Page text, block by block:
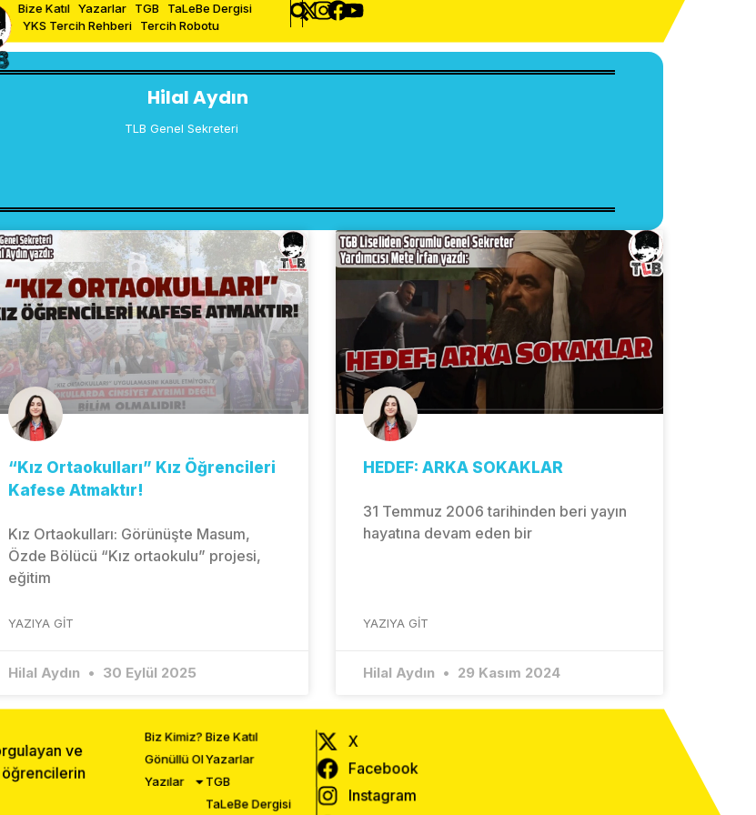
Bize Katıl Yazarlar TGB TaLeBe Dergisi
YKS Tercih Rehberi Tercih Robotu
Hilal Aydın
TLB Genel Sekreteri
“Kız Ortaokulları” Kız Öğrencileri
Kafese Atmaktır!
Kız Ortaokulları: Görünüşte Masum,
Özde Bölücü “Kız ortaokulu” projesi,
eğitim
YAZIYA GIT
Hilal Aydın 30 Eylül 2025
HEDEF: ARKA SOKAKLAR
31 Temmuz 2006 tarihinden beri yayın
hayatına devam eden bir
YAZIYA GIT
Hilal Aydın 29 Kasım 2024
ve
Biz Kimiz?
Gönüllü Ol
Yazılar
Bize Katıl
Yazarlar
TGB
TaLeBe Dergisi
X
Facebook
Instagram